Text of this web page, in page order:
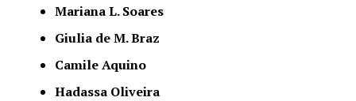
Mariana L. Soares
Giulia de M. Braz
Camile Aquino
Hadassa Oliveira